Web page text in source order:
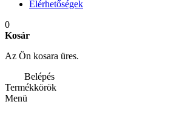
Elérhetőségek
0
Kosár
Az Ön kosara üres.
Belépés
Termékkörök
Menü